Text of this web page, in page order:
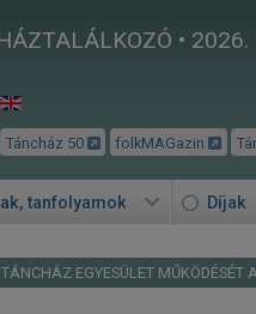
•
Táncház 50 folkMAGazin
tanfolyamok Díjak
EGYESÜLET